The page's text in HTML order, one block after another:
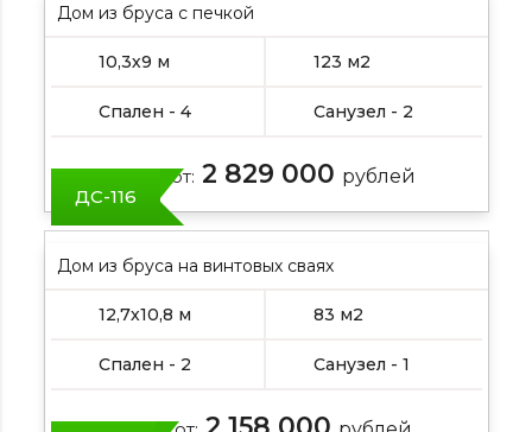
Дом из бруса с печкой
10,3х9 м 123 м2
Спален - 4 Санузел - 2
Цена от: 2 829 000 рублей
ДС-116
Дом из бруса на винтовых сваях
12,7х10,8 м 83 м2
Спален - 2 Санузел - 1